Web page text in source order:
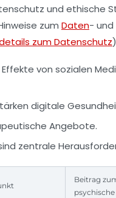
und ethische
zum Daten- und
zum Datenschutz
von sozialen
digitale
Angebote.
zentrale
Beitrag